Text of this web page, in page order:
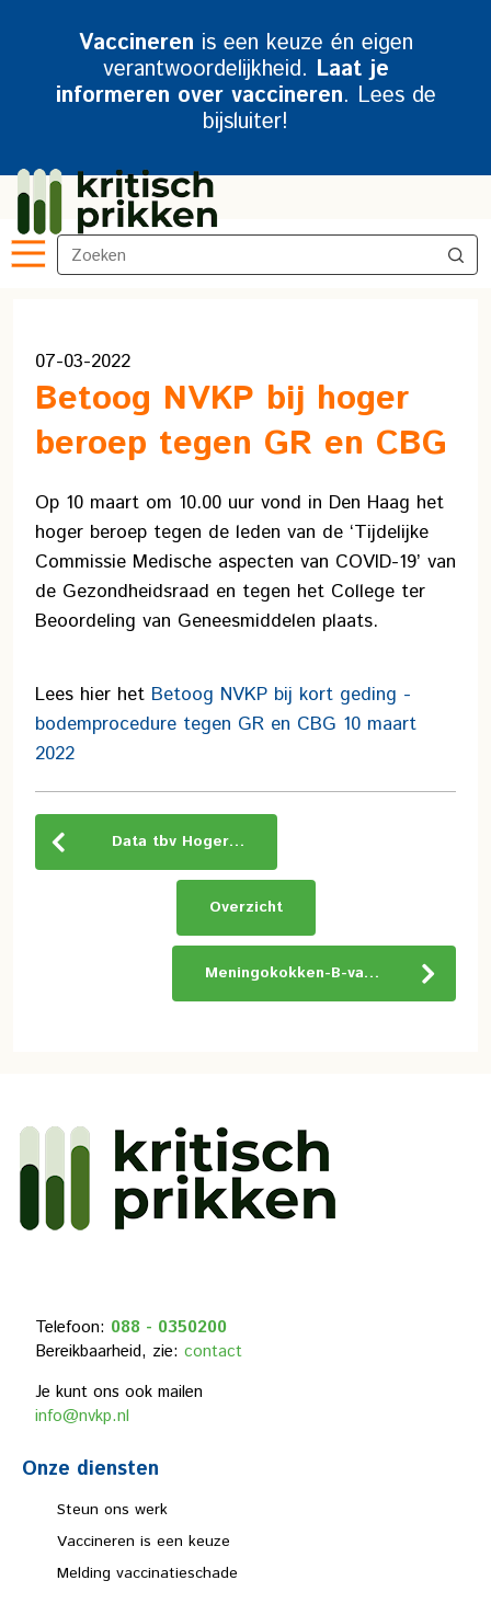
Vaccineren is een keuze én eigen
verantwoordelijkheid. Laat je
informeren over vaccineren. Lees de
bijsluiter!
07-03-2022
Betoog NVKP bij hoger
beroep tegen GR en CBG
Op 10 maart om 10.00 uur vond in Den Haag het
hoger beroep tegen de leden van de ‘Tijdelijke
Commissie Medische aspecten van COVID-19’ van
de Gezondheidsraad en tegen het College ter
Beoordeling van Geneesmiddelen plaats.
Lees hier het Betoog NVKP bij kort geding -
bodemprocedure tegen GR en CBG 10 maart
2022
Data tbv Hoger…
Overzicht
Meningokokken-B-va…
Telefoon: 088 - 0350200
Bereikbaarheid, zie: contact
Je kunt ons ook mailen
info@nvkp.nl
Onze diensten
Steun ons werk
Vaccineren is een keuze
Melding vaccinatieschade